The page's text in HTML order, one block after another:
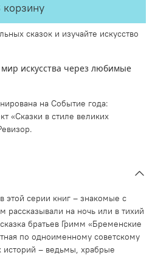
корзину
сказок и изучайте искусство
искусства через любимые
на Событие года:
«Сказки в стиле великих
этой серии книг – знакомые с
рассказывали на ночь или в тихий
братьев Гримм «Бременские
по одноименному советскому
историй – ведьмы, храбрые